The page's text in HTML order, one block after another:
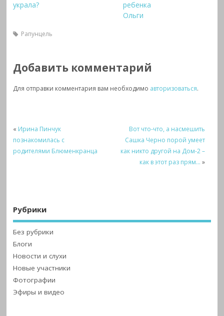
украла?
ребенка
Ольги
Рапунцель
Добавить комментарий
Для отправки комментария вам необходимо авторизоваться.
« Ирина Пинчук
познакомилась с
родителями Блюменкранца
Вот что-что, а насмешить
Сашка Черно порой умеет
как никто другой на Дом-2 –
как в этот раз прям… »
Рубрики
Без рубрики
Блоги
Новости и слухи
Новые участники
Фотографии
Эфиры и видео